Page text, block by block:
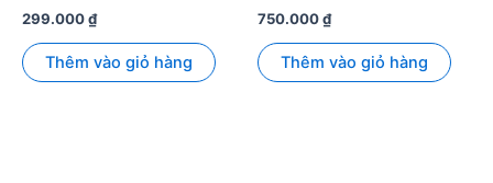
299.000₫
Thêm vào giỏ hàng
750.000₫
Thêm vào giỏ hàng